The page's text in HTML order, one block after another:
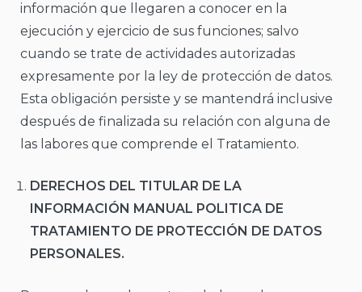
información que llegaren a conocer en la
ejecución y ejercicio de sus funciones; salvo
cuando se trate de actividades autorizadas
expresamente por la ley de protección de datos.
Esta obligación persiste y se mantendrá inclusive
después de finalizada su relación con alguna de
las labores que comprende el Tratamiento.
DERECHOS DEL TITULAR DE LA
INFORMACIÓN MANUAL POLITICA DE
TRATAMIENTO DE PROTECCIÓN DE DATOS
PERSONALES.